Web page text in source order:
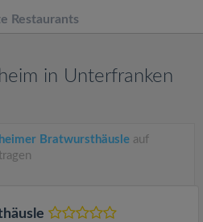
Restaurants
in Unterfranken
Bratwursthäusle auf